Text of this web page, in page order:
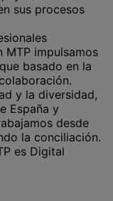
sus procesos
impulsamos
basado en la
y la diversidad,
España y
desde
la conciliación.
es Digital